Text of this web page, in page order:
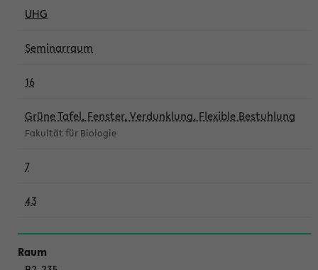
UHG
Seminarraum
16
Grüne Tafel, Fenster, Verdunklung, Flexible Bestuhlung
Fakultät für Biologie
7
43